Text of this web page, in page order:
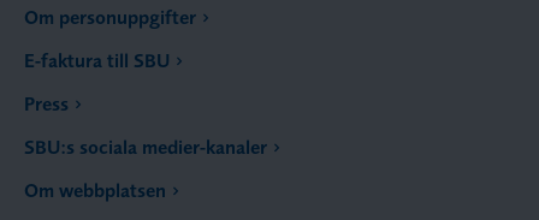
Om personuppgifter
E-faktura till SBU
Press
SBU:s sociala medier-kanaler
Om webbplatsen